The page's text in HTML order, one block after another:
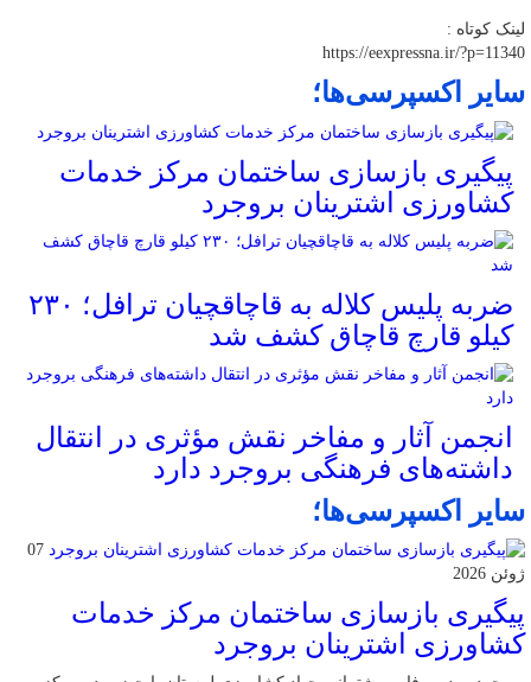
لینک کوتاه :
https://eexpressna.ir/?p=11340
سایر اکسپرسی‌ها؛
پیگیری بازسازی ساختمان مرکز خدمات
کشاورزی اشترینان بروجرد
ضربه پلیس کلاله به قاچاقچیان ترافل؛ ۲۳۰
کیلو قارچ قاچاق کشف شد
انجمن آثار و مفاخر نقش مؤثری در انتقال
داشته‌های فرهنگی بروجرد دارد
سایر اکسپرسی‌ها؛
07
ژوئن 2026
پیگیری بازسازی ساختمان مرکز خدمات
کشاورزی اشترینان بروجرد